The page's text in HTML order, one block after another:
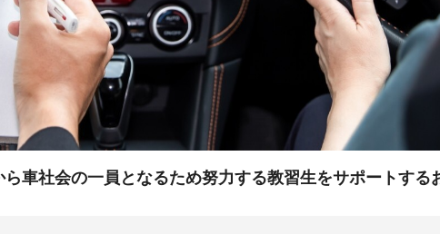
車社会の一員となるため努力する教習生をサポートする